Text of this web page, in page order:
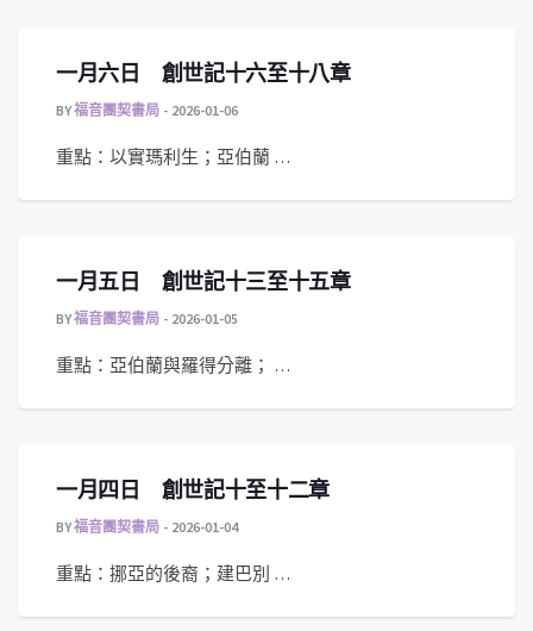
一月六日 創世記十六至十八章
BY福音團契書局 2026-01-06
重點：以實瑪利生；亞伯蘭 …
一月五日 創世記十三至十五章
BY福音團契書局 2026-01-05
重點：亞伯蘭與羅得分離； …
一月四日 創世記十至十二章
BY福音團契書局 2026-01-04
重點：挪亞的後裔；建巴別 …